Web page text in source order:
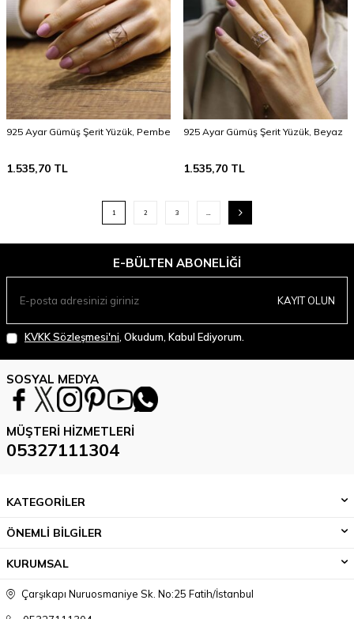
925 Ayar Gümüş Şerit Yüzük, Pembe
1.535,70 TL
925 Ayar Gümüş Şerit Yüzük, Beyaz
1.535,70 TL
1 2 3 …
E-BÜLTEN ABONELIĞI
KAYIT OLUN
KVKK Sözleşmesi'ni , Okudum, Kabul Ediyorum.
SOSYAL MEDYA
MÜŞTERI HIZMETLERI
05327111304
KATEGORİLER
ÖNEMLİ BİLGİLER
KURUMSAL
Çarşıkapı Nuruosmaniye Sk. No:25 Fatih/İstanbul